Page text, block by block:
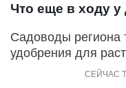
Что еще в ходу у
Садоводы региона
удобрения для